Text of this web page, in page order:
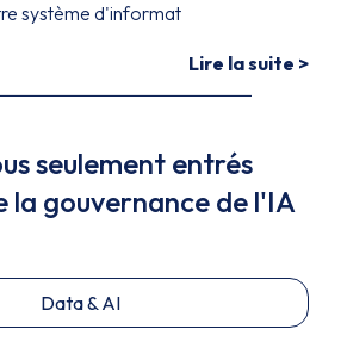
système d'informat
Lire la suite >
seulement entrés
la gouvernance de l'IA
Data & AI